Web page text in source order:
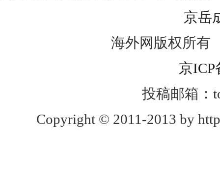
京岳
海外网版权所有
京ICP
投稿邮箱：
Copyright © 2011-2013 by